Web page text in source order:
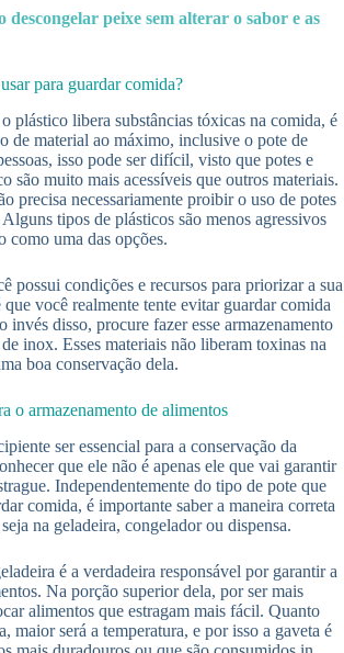
descongelar peixe sem alterar o sabor e as
para guardar comida?
plástico libera substâncias tóxicas na comida, é
de material ao máximo, inclusive o pote de
isso pode ser difícil, visto que potes e
são muito mais acessíveis que outros materiais.
precisa necessariamente proibir o uso de potes
tipos de plásticos são menos agressivos
como uma das opções.
possui condições e recursos para priorizar a sua
que você realmente tente evitar guardar comida
invés disso, procure fazer esse armazenamento
inox. Esses materiais não liberam toxinas na
boa conservação dela.
o armazenamento de alimentos
ser essencial para a conservação da
que ele não é apenas ele que vai garantir
Independentemente do tipo de pote que
comida, é importante saber a maneira correta
na geladeira, congelador ou dispensa.
é a verdadeira responsável por garantir a
Na porção superior dela, por ser mais
alimentos que estragam mais fácil. Quanto
maior será a temperatura, e por isso a gaveta é